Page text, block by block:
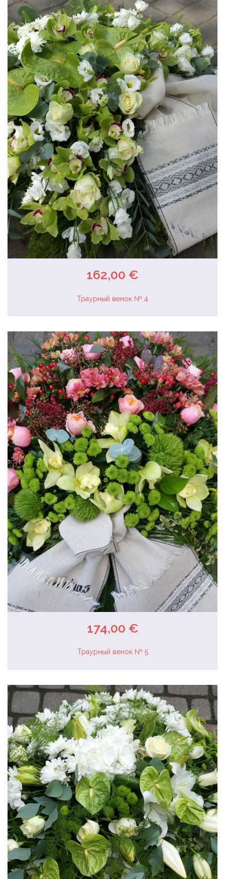
162,00 €
Траурный венок № 4
174,00 €
Траурный венок № 5